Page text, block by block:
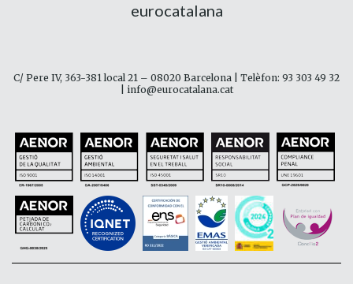
eurocatalana
C/ Pere IV, 363-381 local 21 – 08020 Barcelona | Telèfon: 93 303 49 32
| info@eurocatalana.cat